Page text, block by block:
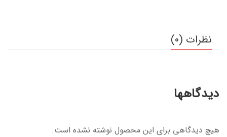
نظرات (0)
دیدگاهها
هیچ دیدگاهی برای این محصول نوشته نشده است.